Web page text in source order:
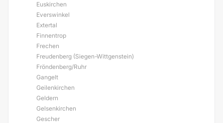
Euskirchen
Everswinkel
Extertal
Finnentrop
Frechen
Freudenberg (Siegen-Wittgenstein)
Fröndenberg/Ruhr
Gangelt
Geilenkirchen
Geldern
Gelsenkirchen
Gescher